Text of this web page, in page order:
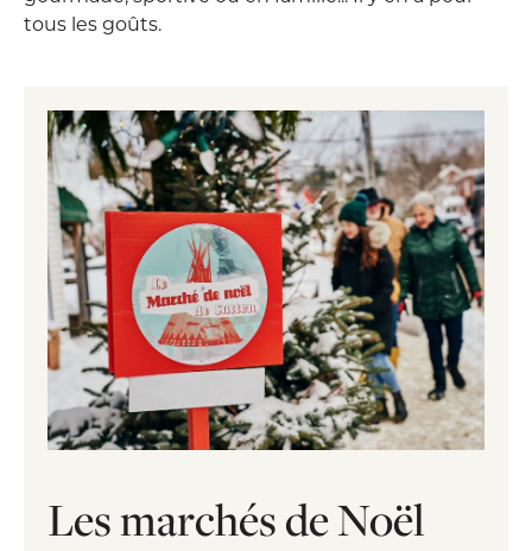
tous les goûts.
Les marchés de Noël